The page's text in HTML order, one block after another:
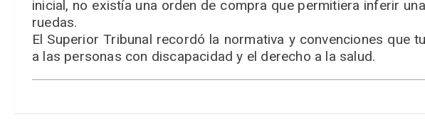
inicial, no existía una orden de compra que permitiera inferir
ruedas.
El Superior Tribunal recordó la normativa y convenciones que
a las personas con discapacidad y el derecho a la salud.